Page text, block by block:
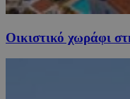
Οικιστικό χωράφι